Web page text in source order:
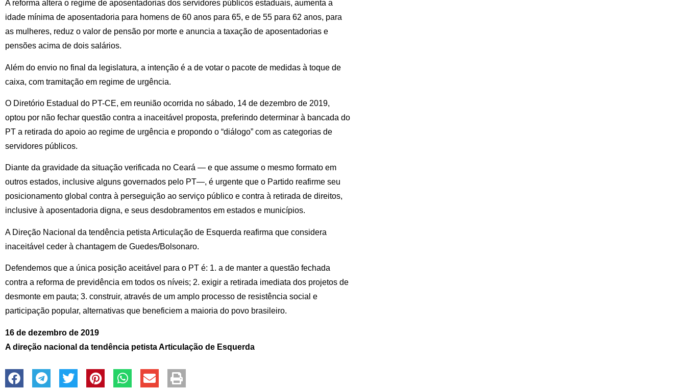
A reforma altera o regime de aposentadorias dos servidores públicos estaduais, aumenta a
idade mínima de aposentadoria para homens de 60 anos para 65, e de 55 para 62 anos, para
as mulheres, reduz o valor de pensão por morte e anuncia a taxação de aposentadorias e
pensões acima de dois salários.
Além do envio no final da legislatura, a intenção é a de votar o pacote de medidas à toque de
caixa, com tramitação em regime de urgência.
O Diretório Estadual do PT-CE, em reunião ocorrida no sábado, 14 de dezembro de 2019,
optou por não fechar questão contra a inaceitável proposta, preferindo determinar à bancada do
PT a retirada do apoio ao regime de urgência e propondo o “diálogo” com as categorias de
servidores públicos.
Diante da gravidade da situação verificada no Ceará — e que assume o mesmo formato em
outros estados, inclusive alguns governados pelo PT—, é urgente que o Partido reafirme seu
posicionamento global contra à perseguição ao serviço público e contra à retirada de direitos,
inclusive à aposentadoria digna, e seus desdobramentos em estados e municípios.
A Direção Nacional da tendência petista Articulação de Esquerda reafirma que considera
inaceitável ceder à chantagem de Guedes/Bolsonaro.
Defendemos que a única posição aceitável para o PT é: 1. a de manter a questão fechada
contra a reforma de previdência em todos os níveis; 2. exigir a retirada imediata dos projetos de
desmonte em pauta; 3. construir, através de um amplo processo de resistência social e
participação popular, alternativas que beneficiem a maioria do povo brasileiro.
16 de dezembro de 2019
A direção nacional da tendência petista Articulação de Esquerda